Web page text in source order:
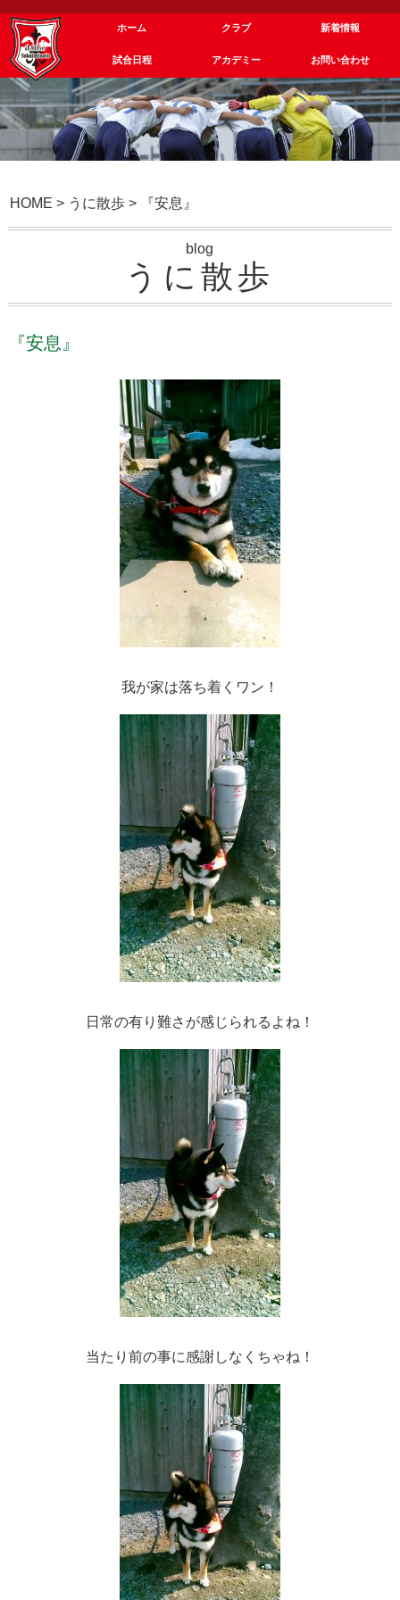
ホーム クラブ 新着情報
試合日程 アカデミー お問い合わせ
HOME > うに散歩 > 『安息』
blog
うに散歩
『安息』
我が家は落ち着くワン！
日常の有り難さが感じられるよね！
当たり前の事に感謝しなくちゃね！